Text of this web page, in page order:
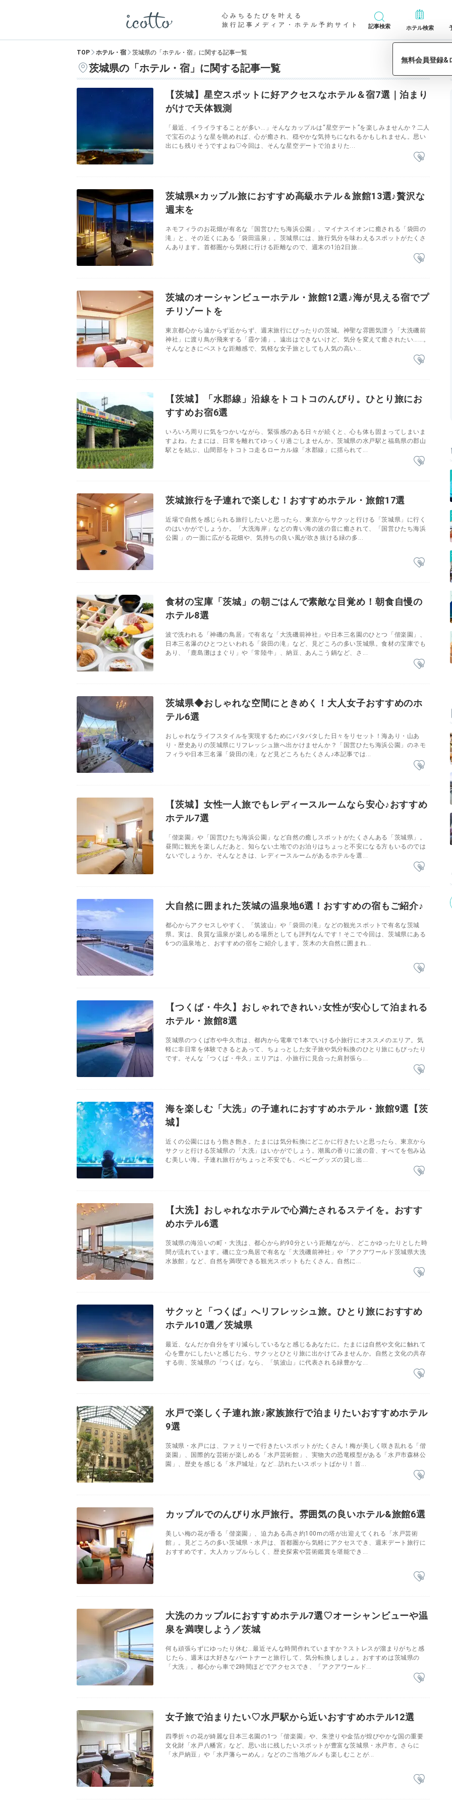
心みちるたびを叶える
旅行記事メディア・ホテル予約サイト
記事検索 ホテル検索
TOP ホテル・宿 茨城県の「ホテル・宿」に関する記事一覧
茨城県の「ホテル・宿」に関する記事一覧
【茨城】星空スポットに好アクセスなホテル＆宿7選｜泊まり
がけで天体観測
「最近、イライラすることが多い…」そんなカップルは“星空デート”を楽しみませんか？二人
で宝石のような星を眺めれば、心が癒され、穏やかな気持ちになれるかもしれません。思い
出にも残りそうですよね♡今回は、そんな星空デートで泊まりた...
茨城県×カップル旅におすすめ高級ホテル＆旅館13選♪贅沢な
週末を
ネモフィラのお花畑が有名な「国営ひたち海浜公園」、マイナスイオンに癒される「袋田の
滝」と、その近くにある「袋田温泉」。茨城県には、旅行気分を味わえるスポットがたくさ
んあります。首都圏から気軽に行ける距離なので、週末の1泊2日旅...
茨城のオーシャンビューホテル・旅館12選♪海が見える宿でプ
チリゾートを
東京都心から遠からず近からず、週末旅行にぴったりの茨城。神聖な雰囲気漂う「大洗磯前
神社」に渡り鳥が飛来する「霞ケ浦」。遠出はできないけど、気分を変えて癒されたい……。
そんなときにベストな距離感で、気軽な女子旅としても人気の高い...
【茨城】「水郡線」沿線をトコトコのんびり。ひとり旅にお
すすめお宿6選
いろいろ周りに気をつかいながら、緊張感のある日々が続くと、心も体も固まってしまいま
すよね。たまには、日常を離れてゆっくり過ごしませんか。茨城県の水戸駅と福島県の郡山
駅とを結ぶ、山間部をトコトコ走るローカル線「水郡線」に揺られて...
茨城旅行を子連れで楽しむ！おすすめホテル・旅館17選
近場で自然を感じられる旅行したいと思ったら、東京からサクッと行ける「茨城県」に行く
のはいかがでしょうか。「大洗海岸」などの青い海の波の音に癒されて、「国営ひたち海浜
公園 」の一面に広がる花畑や、気持ちの良い風が吹き抜ける緑の多...
食材の宝庫「茨城」の朝ごはんで素敵な目覚め！朝食自慢の
ホテル8選
波で洗われる「神磯の鳥居」で有名な「大洗磯前神社」や日本三名園のひとつ「偕楽園」、
日本三名瀑のひとつといわれる「袋田の滝」など、見どころの多い茨城県。食材の宝庫でも
あり、「鹿島灘はまぐり」や「常陸牛」、納豆、あんこう鍋など、さ...
茨城県◆おしゃれな空間にときめく！大人女子おすすめのホ
テル6選
おしゃれなライフスタイルを実現するためにバタバタした日々をリセット！海あり・山あ
り・歴史ありの茨城県にリフレッシュ旅へ出かけませんか？「国営ひたち海浜公園」のネモ
フィラや日本三名瀑「袋田の滝」など見どころもたくさん♪本記事では...
【茨城】女性一人旅でもレディースルームなら安心♪おすすめ
ホテル7選
「偕楽園」や「国営ひたち海浜公園」など自然の癒しスポットがたくさんある「茨城県」。
昼間に観光を楽しんだあと、知らない土地でのお泊りはちょっと不安になる方もいるのでは
ないでしょうか。そんなときは、レディースルームがあるホテルを選...
大自然に囲まれた茨城の温泉地6選！おすすめの宿もご紹介♪
都心からアクセスしやすく、「筑波山」や「袋田の滝」などの観光スポットで有名な茨城
県。実は、良質な温泉が楽しめる場所としても評判なんです！そこで今回は、茨城県にある
6つの温泉地と、おすすめの宿をご紹介します。茨木の大自然に囲まれ...
【つくば・牛久】おしゃれできれい♪女性が安心して泊まれる
ホテル・旅館8選
茨城県のつくば市や牛久市は、都内から電車で1本でいける小旅行にオススメのエリア。気
軽に非日常を体験できるとあって、ちょっとした女子旅や気分転換のひとり旅にもぴったり
です。そんな「つくば・牛久」エリアは、小旅行に見合った肩肘張ら...
海を楽しむ「大洗」の子連れにおすすめホテル・旅館9選【茨
城】
近くの公園にはもう飽き飽き。たまには気分転換にどこかに行きたいと思ったら、東京から
サクッと行ける茨城県の「大洗」はいかがでしょう。潮風の香りに波の音、すべてを包み込
む美しい海。子連れ旅行がちょっと不安でも、ベビーグッズの貸し出...
【大洗】おしゃれなホテルで心満たされるステイを。おすす
めホテル6選
茨城県の海沿いの町・大洗は、都心から約90分という距離ながら、どこかゆったりとした時
間が流れています。磯に立つ鳥居で有名な「大洗磯前神社」や「アクアワールド茨城県大洗
水族館」など、自然を満喫できる観光スポットもたくさん。自然に...
サクッと「つくば」へリフレッシュ旅。ひとり旅におすすめ
ホテル10選／茨城県
最近、なんだか自分をすり減らしているなと感じるあなたに。たまには自然や文化に触れて
心を豊かにしたいと感じたら、サクッとひとり旅に出かけてみませんか。自然と文化の共存
する街、茨城県の「つくば」なら、「筑波山」に代表される緑豊かな...
水戸で楽しく子連れ旅♪家族旅行で泊まりたいおすすめホテル
9選
茨城県・水戸には、ファミリーで行きたいスポットがたくさん！梅が美しく咲き乱れる「偕
楽園」、国際的な芸術が楽しめる「水戸芸術館」、実物大の恐竜模型がある「水戸市森林公
園」、歴史を感じる「水戸城址」など…訪れたいスポットばかり！首...
カップルでのんびり水戸旅行。雰囲気の良いホテル&旅館6選
美しい梅の花が香る「偕楽園」、迫力ある高さ約100mの塔が出迎えてくれる「水戸芸術
館」。見どころの多い茨城県・水戸は、首都圏から気軽にアクセスでき、週末デート旅行に
おすすめです。大人カップルらしく、歴史探索や芸術鑑賞を堪能でき...
大洗のカップルにおすすめホテル7選♡オーシャンビューや温
泉を満喫しよう／茨城
何も頑張らずにゆったり休む…最近そんな時間作れていますか？ストレスが溜まりがちと感
じたら、週末は大好きなパートナーと旅行して、気分転換しましょ。おすすめは茨城県の
「大洗」。都心から車で2時間ほどでアクセスでき、「アクアワールド...
女子旅で泊まりたい♡水戸駅から近いおすすめホテル12選
四季折々の花が綺麗な日本三名園の1つ「偕楽園」や、朱塗りや金箔が煌びやかな国の重要
文化財「水戸八幡宮」など、思い出に残したいスポットが豊富な茨城県・水戸市。さらに
「水戸納豆」や「水戸藩らーめん」などのご当地グルメも楽しむことが...